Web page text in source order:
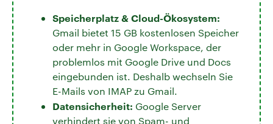
Speicherplatz & Cloud-Ökosystem:
Gmail bietet 15 GB kostenlosen Speicher
oder mehr in Google Workspace, der
problemlos mit Google Drive und Docs
eingebunden ist. Deshalb wechseln Sie
E-Mails von IMAP zu Gmail.
Datensicherheit: Google Server
verhindert sie von Spam- und